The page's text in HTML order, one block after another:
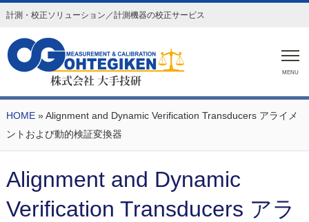
計測・校正ソリューション／計測機器の校正サービス
MENU
HOME» Alignment and Dynamic Verification Transducers アライメ
ントおよび動的検証変換器
Alignment and Dynamic
Verification Transducers アラ